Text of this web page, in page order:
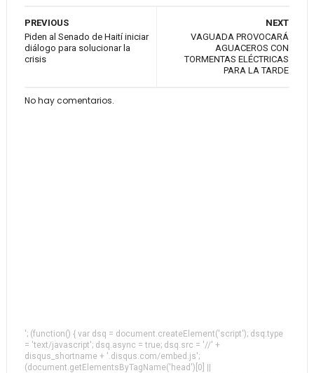
NEXT
VAGUADA PROVOCARÁ
AGUACEROS CON
TORMENTAS ELÉCTRICAS
PARA LA TARDE
PREVIOUS
Piden al Senado de Haití iniciar
diálogo para solucionar la
crisis
No hay comentarios.
'; (function() { var dsq = document.createElement('script'); dsq.type
= 'text/javascript'; dsq.async = true; dsq.src = '//' +
disqus_shortname + '.disqus.com/embed.js';
(document.getElementsByTagName('head')[0] ||